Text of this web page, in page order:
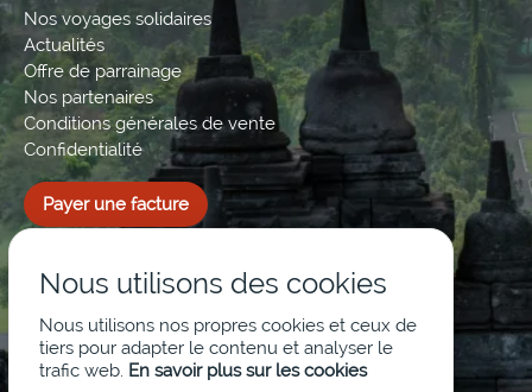
Nos voyages solidaires
Actualités
Offre de parrainage
Nos partenaires
Conditions générales de vente
Confidentialité
Payer une facture
Nous utilisons des cookies
Nous utilisons nos propres cookies et ceux de
tiers pour adapter le contenu et analyser le
trafic web. En savoir plus sur les cookies